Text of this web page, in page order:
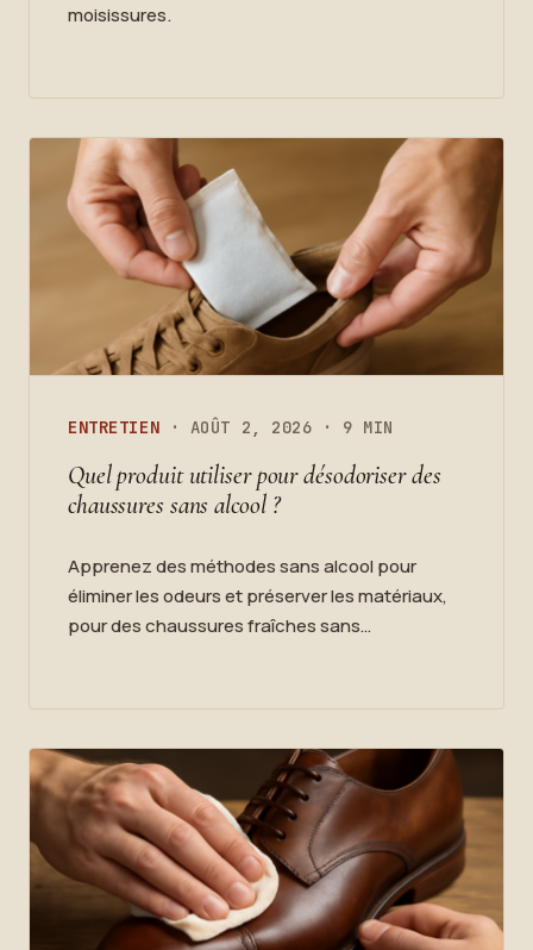
moisissures.
ENTRETIEN · AOÛT 2, 2026 · 9 MIN
Quel produit utiliser pour désodoriser des
chaussures sans alcool ?
Apprenez des méthodes sans alcool pour
éliminer les odeurs et préserver les matériaux,
pour des chaussures fraîches sans…